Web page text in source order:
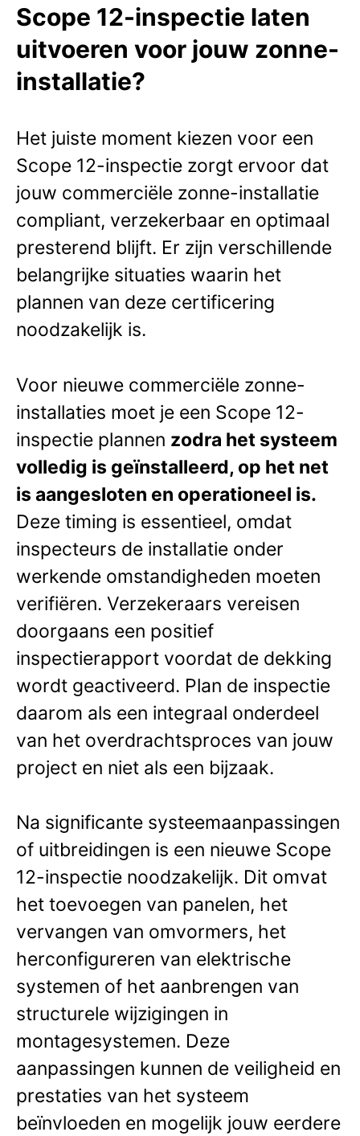
Scope 12-inspectie laten
uitvoeren voor jouw zonne-
installatie?
Het juiste moment kiezen voor een
Scope 12-inspectie zorgt ervoor dat
jouw commerciële zonne-installatie
compliant, verzekerbaar en optimaal
presterend blijft. Er zijn verschillende
belangrijke situaties waarin het
plannen van deze certificering
noodzakelijk is.
Voor nieuwe commerciële zonne-
installaties moet je een Scope 12-
inspectie plannen zodra het systeem
volledig is geïnstalleerd, op het net
is aangesloten en operationeel is.
Deze timing is essentieel, omdat
inspecteurs de installatie onder
werkende omstandigheden moeten
verifiëren. Verzekeraars vereisen
doorgaans een positief
inspectierapport voordat de dekking
wordt geactiveerd. Plan de inspectie
daarom als een integraal onderdeel
van het overdrachtsproces van jouw
project en niet als een bijzaak.
Na significante systeemaanpassingen
of uitbreidingen is een nieuwe Scope
12-inspectie noodzakelijk. Dit omvat
het toevoegen van panelen, het
vervangen van omvormers, het
herconfigureren van elektrische
systemen of het aanbrengen van
structurele wijzigingen in
montagesystemen. Deze
aanpassingen kunnen de veiligheid en
prestaties van het systeem
beïnvloeden en mogelijk jouw eerdere